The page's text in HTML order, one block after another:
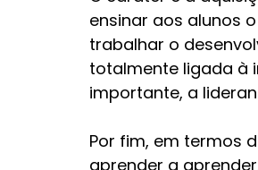
ensinar aos alunos o
trabalhar o
totalmente ligada à
importante, a
Por fim, em termos
aprender a